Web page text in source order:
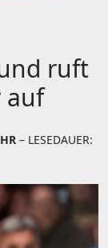
ruft
auf
– LESEDAUER: